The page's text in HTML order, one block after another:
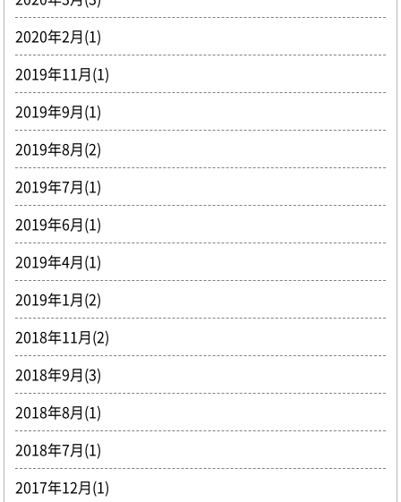
2020年2月(1)
2019年11月(1)
2019年9月(1)
2019年8月(2)
2019年7月(1)
2019年6月(1)
2019年4月(1)
2019年1月(2)
2018年11月(2)
2018年9月(3)
2018年8月(1)
2018年7月(1)
2017年12月(1)